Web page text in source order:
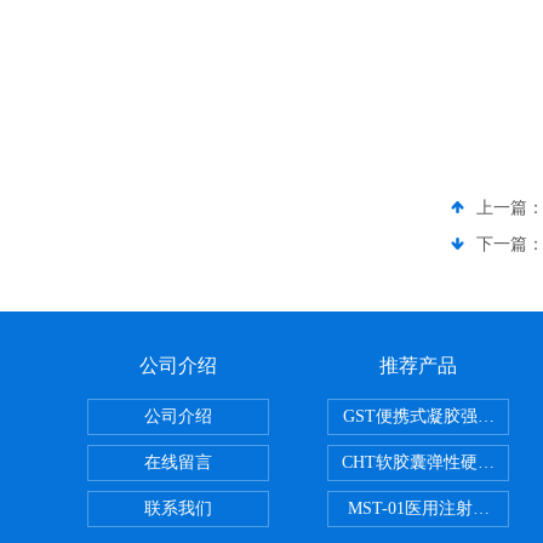
上一篇：
下一篇：
公司介绍
公司介绍
在线留言
联系我们
推荐产品
GST便携式凝胶强度测定
CHT软胶囊弹性硬度测试
MST-01医用注射器测试仪